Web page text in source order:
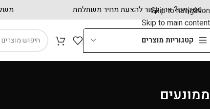
Skip to navigation
Skip to main content
קטגוריות מוצרים
ממונעים
עסקיים? צרו קשר להצעת מחיר משתלמת